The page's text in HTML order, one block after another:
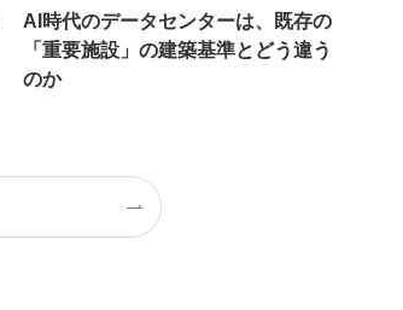
AI時代のデータセンターは、既存の
「重要施設」の建築基準とどう違う
のか